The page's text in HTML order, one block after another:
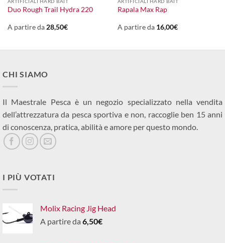
Duo Rough Trail Hydra 220
A partire da 28,50€
Rapala Max Rap
A partire da 16,00€
CHI SIAMO
Il Maestrale Pesca è un negozio specializzato nella vendita
dell’attrezzatura da pesca sportiva e non, raccoglie ben 15 anni
di conoscenza, pratica, abilità e amore per questo mondo.
I PIÙ VOTATI
Molix Racing Jig Head
A partire da 6,50€